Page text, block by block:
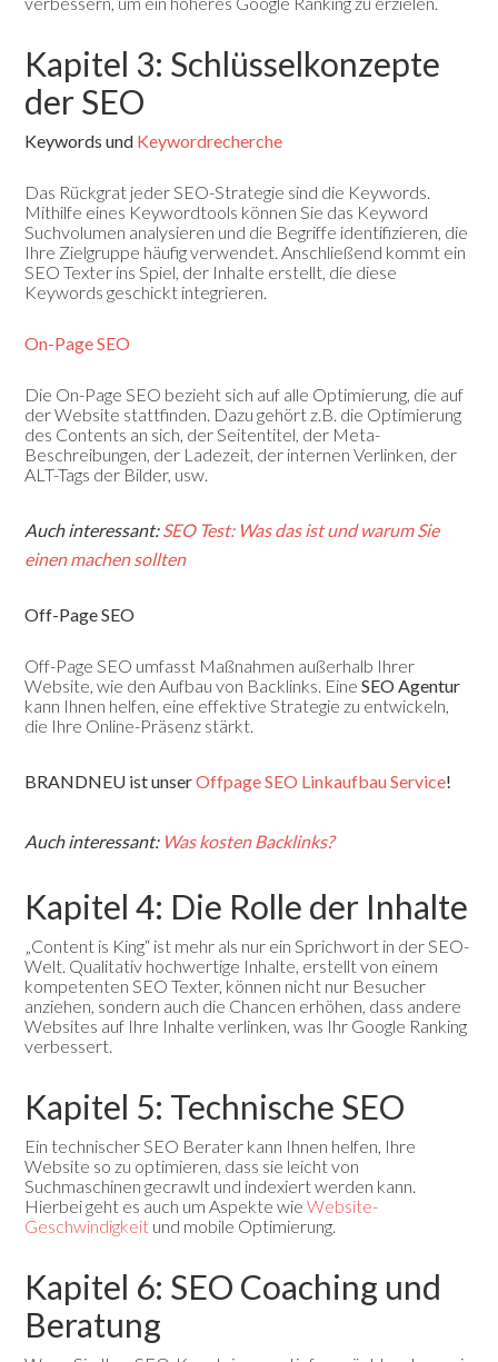
Kapitel 3: Schlüsselkonzepte
der SEO
Keywords und Keywordrecherche
Das Rückgrat jeder SEO-Strategie sind die Keywords.
Mithilfe eines Keywordtools können Sie das Keyword
Suchvolumen analysieren und die Begriffe identifizieren, die
Ihre Zielgruppe häufig verwendet. Anschließend kommt ein
SEO Texter ins Spiel, der Inhalte erstellt, die diese
Keywords geschickt integrieren.
On-Page SEO
Die On-Page SEO bezieht sich auf alle Optimierung, die auf
der Website stattfinden. Dazu gehört z.B. die Optimierung
des Contents an sich, der Seitentitel, der Meta-
Beschreibungen, der Ladezeit, der internen Verlinken, der
ALT-Tags der Bilder, usw.
Auch interessant:SEO Test: Was das ist und warum Sie
einen machen sollten
Off-Page SEO
Off-Page SEO umfasst Maßnahmen außerhalb Ihrer
Website, wie den Aufbau von Backlinks. EineSEO Agentur
kann Ihnen helfen, eine effektive Strategie zu entwickeln,
die Ihre Online-Präsenz stärkt.
BRANDNEU ist unserOffpage SEO Linkaufbau Service!
Auch interessant: Was kosten Backlinks?
Kapitel 4: Die Rolle der Inhalte
„Content is King“ ist mehr als nur ein Sprichwort in der SEO-
Welt. Qualitativ hochwertige Inhalte, erstellt von einem
kompetenten SEO Texter, können nicht nur Besucher
anziehen, sondern auch die Chancen erhöhen, dass andere
Websites auf Ihre Inhalte verlinken, was Ihr Google Ranking
verbessert.
Kapitel 5: Technische SEO
Ein technischer SEO Berater kann Ihnen helfen, Ihre
Website so zu optimieren, dass sie leicht von
Suchmaschinen gecrawlt und indexiert werden kann.
Hierbei geht es auch um Aspekte wieWebsite-
Geschwindigkeit und mobile Optimierung.
Kapitel 6: SEO Coaching und
Beratung